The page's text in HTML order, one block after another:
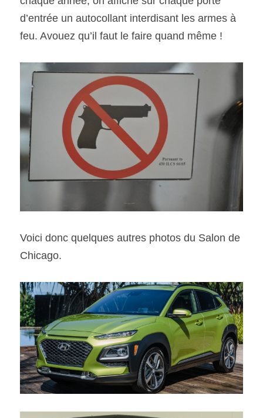
d’entrée un autocollant interdisant les armes à
feu. Avouez qu’il faut le faire quand même !
Voici donc quelques autres photos du Salon de
Chicago.